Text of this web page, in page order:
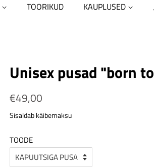
TOORIKUD KAUPLUSED
Unisex pusad "born
Tavahind
€49,00
Sisaldab käibemaksu
TOODE